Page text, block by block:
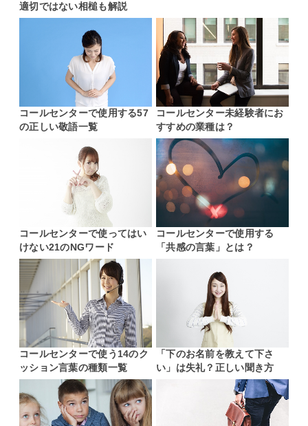
適切ではない相槌も解説
コールセンターで使用する57
の正しい敬語一覧
コールセンター未経験者にお
すすめの業種は？
コールセンターで使ってはい
けない21のNGワード
コールセンターで使用する
「共感の言葉」とは？
コールセンターで使う14のク
ッション言葉の種類一覧
「下のお名前を教えて下さ
い」は失礼？正しい聞き方